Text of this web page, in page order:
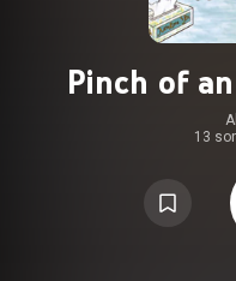
Pinch of
13